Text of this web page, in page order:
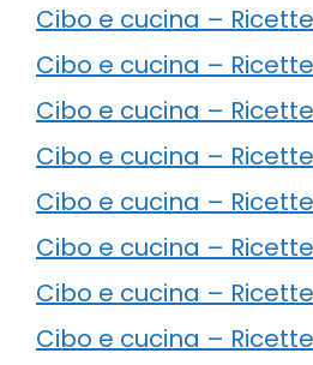
Cibo e cucina –
Cibo e cucina –
Cibo e cucina –
Cibo e cucina –
Cibo e cucina –
Cibo e cucina –
Cibo e cucina –
Cibo e cucina –